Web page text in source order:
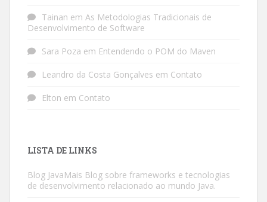
Tainan em As Metodologias Tradicionais de
Desenvolvimento de Software
Sara Poza em Entendendo o POM do Maven
Leandro da Costa Gonçalves em Contato
Elton em Contato
LISTA DE LINKS
Blog JavaMais Blog sobre frameworks e tecnologias
de desenvolvimento relacionado ao mundo Java.